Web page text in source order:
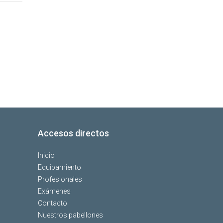
Accesos directos
Inicio
Equipamiento
Profesionales
Exámenes
Contacto
Nuestros pabellones